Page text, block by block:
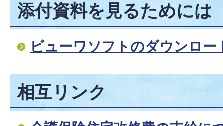
添付資料を見るためには
ビューワソフトのダウンロー
相互リンク